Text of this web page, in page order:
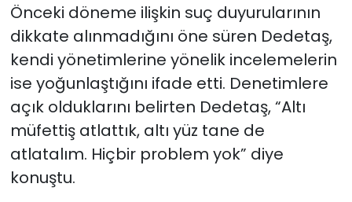
Önceki döneme ilişkin suç duyurularının
dikkate alınmadığını öne süren Dedetaş,
kendi yönetimlerine yönelik incelemelerin
ise yoğunlaştığını ifade etti. Denetimlere
açık olduklarını belirten Dedetaş, “Altı
müfettiş atlattık, altı yüz tane de
atlatalım. Hiçbir problem yok” diye
konuştu.